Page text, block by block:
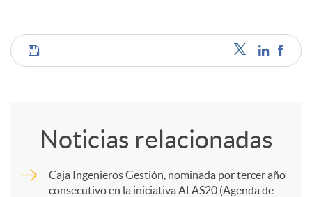
C
Noticias relacionadas
Caja Ingenieros Gestión, nominada por tercer año
consecutivo en la iniciativa ALAS20 (Agenda de